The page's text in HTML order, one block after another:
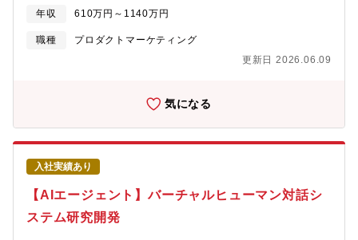
す。ソフトウェア開発やデータ開発でありながら、実車システム
やシミュれj－汰と接続した機能開発を行う事で、自分のアイデア
で形作る未来のクルマを実感しながら進めることが出来ます。新
AI技術を学習できます・ソフトウェアと実車の両方の開発が行え
周辺認識AIや自律走行AI、車載システムSWに関する以下のいずれ
かの開発・周辺監視AIおよび自律走行AI・車両システムSW・デー
タ開発および自動学習システム【具体的な業務内容】経験豊富な
メンバーや社外連携先と協力して開発を行います・AIソフトウェ
ア開発（Python）・車載システムSW開発（C++）・シミュレー
ションソフトウェア開発（UEなど）・データ開発および自動学習
システム【語学】●業務での英語使用メール／時々ある資料・文書
読解／頻繁にある電話会議・商談／時々ある駐在／経験・志向に
応じて要相談
年収 610万円～1140万円
職種
プロダクトマーケティング
更新日 2026.06.09
気になる
入社実績あり
【AIエージェント】バーチャルヒューマン対話シ
ステム研究開発